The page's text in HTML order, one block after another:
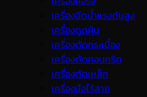
เครื่องฉีดน้ำแรงดันสูง
เครื่องดูดฝุ่น
เครื่องตัดกระเบื้อง
เครื่องตัดคอนกรีต
เครื่องตัดเหล็ก
เครื่องมือไร้สาย